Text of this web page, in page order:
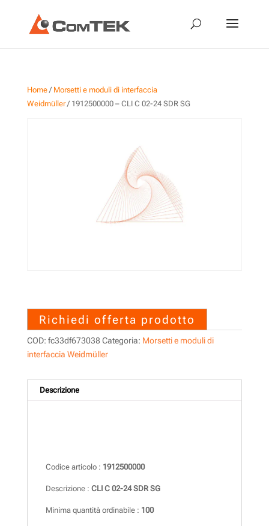
Home/ Morsetti e moduli di interfaccia
Weidmüller/ 1912500000 – CLI C 02-24 SDR SG
Richiedi offerta prodotto
COD: fc33df673038 Categoria: Morsetti e moduli di
interfaccia Weidmüller
Descrizione
Codice articolo : 1912500000
Descrizione : CLI C 02-24 SDR SG
Minima quantità ordinabile : 100